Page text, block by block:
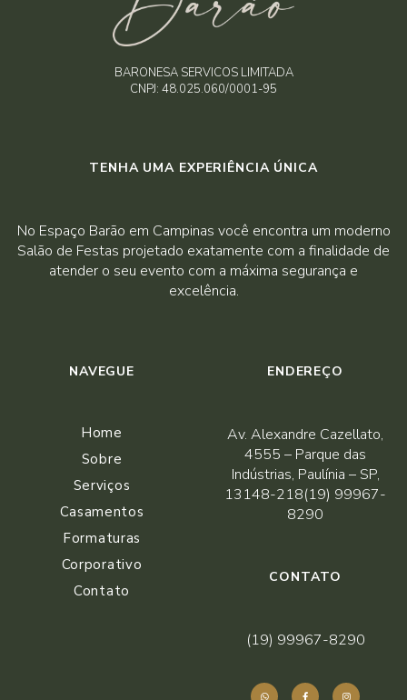
BARONESA SERVICOS LIMITADA
CNPJ: 48.025.060/0001-95
TENHA UMA EXPERIÊNCIA ÚNICA
No Espaço Barão em Campinas você encontra um moderno
Salão de Festas projetado exatamente com a finalidade de
atender o seu evento com a máxima segurança e
excelência.
NAVEGUE
Home
Sobre
Serviços
Casamentos
Formaturas
Corporativo
Contato
ENDEREÇO
Av. Alexandre Cazellato,
4555 – Parque das
Indústrias, Paulínia – SP,
13148-218(19) 99967-
8290
CONTATO
(19) 99967-8290